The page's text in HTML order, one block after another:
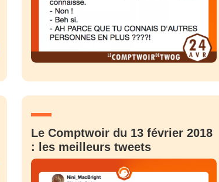
Le Comptwoir du 13 février 2018
: les meilleurs tweets
proposer ?
Ma propre
sélection